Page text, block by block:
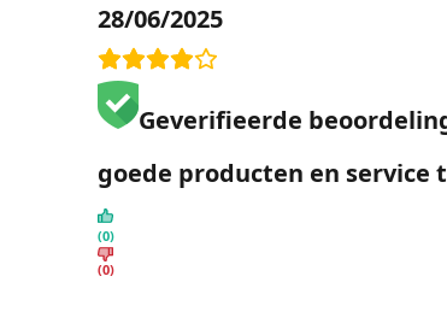
28/06/2025
Geverifieerde
goede producten en service
(0)
(0)